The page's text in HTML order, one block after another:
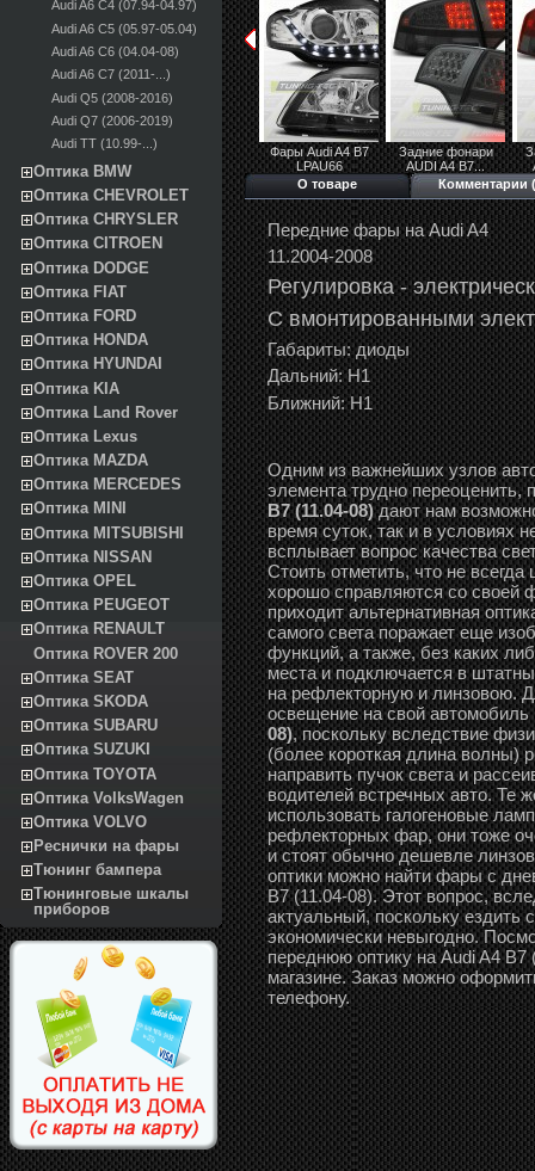
Audi A6 C4 (07.94-04.97)
Audi A6 C5 (05.97-05.04)
Audi A6 C6 (04.04-08)
Audi A6 C7 (2011-...)
Audi Q5 (2008-2016)
Audi Q7 (2006-2019)
Audi TT (10.99-...)
Оптика BMW
Оптика CHEVROLET
Оптика CHRYSLER
Оптика CITROEN
Оптика DODGE
Оптика FIAT
Оптика FORD
Оптика HONDA
Оптика HYUNDAI
Оптика KIA
Оптика Land Rover
Оптика Lexus
Оптика MAZDA
Оптика MERCEDES
Оптика MINI
Оптика MITSUBISHI
Оптика NISSAN
Оптика OPEL
Оптика PEUGEOT
Оптика RENAULT
Оптика ROVER 200
Оптика SEAT
Оптика SKODA
Оптика SUBARU
Оптика SUZUKI
Оптика TOYOTA
Оптика VolksWagen
Оптика VOLVO
Реснички на фары
Тюнинг бампера
Тюнинговые шкалы
приборов
Фары Audi A4 B7
LPAU66
Задние фонари
AUDI A4 B7...
О товаре
Комментарии
Передние фары на Audi A4
11.2004-2008
Регулировка -э
С вмонтированнымиэ
Габариты: диоды
Дальний: Н1
Ближний: Н1
Одним из важнейших узлов
элемента трудно переоценить,
B7 (11.04-08)дают нам
время суток, так и в условиях
всплывает вопрос качества
Стоить отметить, что не
хорошо справляются со своей
приходит альтернативная
самого света поражает еще
функций, а также, без каких
места и подключается в
на рефлекторную и линзовою.
освещение на свой
08), поскольку вследствие
(более короткая длина волны)
направить пучок света и
водителей встречных авто. Те
использовать галогеновые
рефлекторных фар, они тоже
и стоят обычно дешевле
оптики можно найти фары с
B7 (11.04-08). Этот вопрос,
актуальный, поскольку
экономически невыгодно.
переднюю оптику на Audi A4
магазине. Заказ можно
телефону.